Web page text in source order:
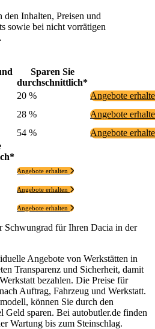
Inhalten, Preisen und
sowie bei nicht vorrätigen
Sparen Sie
durchschnittlich*
20 %
Angebote
28 %
Angebote
54 %
Angebote
Angebote erhalten
Angebote erhalten
Angebote erhalten
Schwungrad für Ihren Dacia in der
Angebote von Werkstätten in
Transparenz und Sicherheit, damit
bezahlen. Die Preise für
Auftrag, Fahrzeug und Werkstatt.
können Sie durch den
Geld sparen. Bei autobutler.de finden
Wartung bis zum Steinschlag.